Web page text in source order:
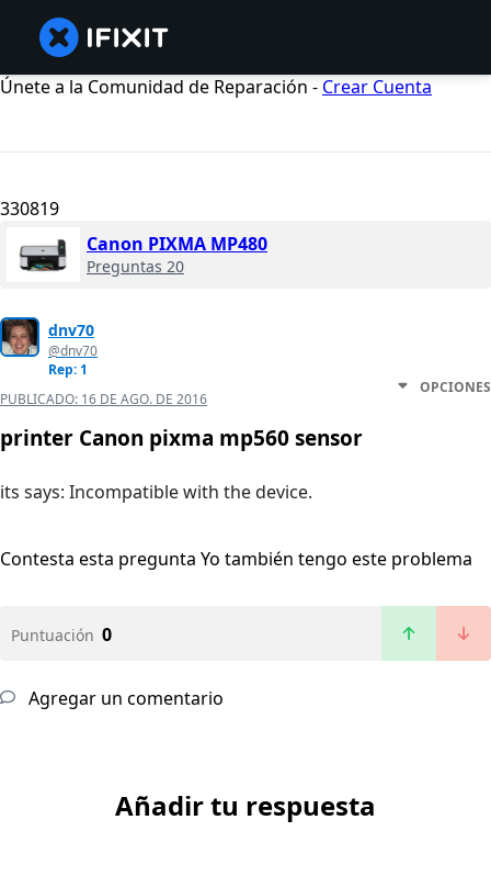
Únete a la Comunidad de Reparación - Crear Cuenta
330819
Canon PIXMA MP480
Preguntas 20
dnv70
@dnv70
Rep: 1
PUBLICADO: 16 DE AGO. DE 2016
OPCIONES
printer Canon pixma mp560 sensor
its says: Incompatible with the device.
Contesta esta pregunta Yo también tengo este problema
Puntuación 0
Agregar un comentario
Añadir tu respuesta